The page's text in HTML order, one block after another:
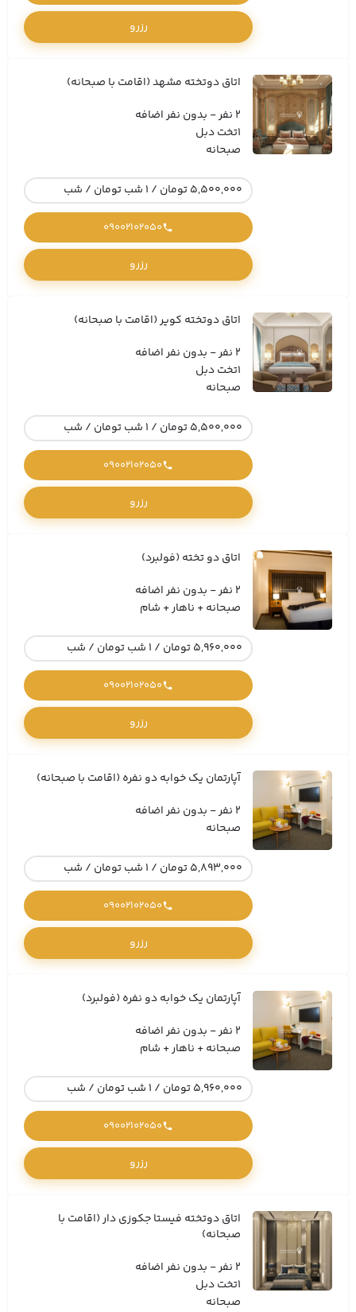
رزرو
اتاق دوتخته مشهد (اقامت با صبحانه)
2 نفر - بدون نفر اضافه
1تخت دبل
صبحانه
5,500,000 تومان / 1 شب تومان / شب
09002102050
رزرو
اتاق دوتخته کویر (اقامت با صبحانه)
2 نفر - بدون نفر اضافه
1تخت دبل
صبحانه
5,500,000 تومان / 1 شب تومان / شب
09002102050
رزرو
اتاق دو تخته (فولبرد)
2 نفر - بدون نفر اضافه
صبحانه + ناهار + شام
5,960,000 تومان / 1 شب تومان / شب
09002102050
رزرو
آپارتمان یک خوابه دو نفره (اقامت با صبحانه)
2 نفر - بدون نفر اضافه
صبحانه
5,893,000 تومان / 1 شب تومان / شب
09002102050
رزرو
آپارتمان یک خوابه دو نفره (فولبرد)
2 نفر - بدون نفر اضافه
صبحانه + ناهار + شام
5,960,000 تومان / 1 شب تومان / شب
09002102050
رزرو
اتاق دوتخته فیستا جکوزی دار (اقامت با
صبحانه)
2 نفر - بدون نفر اضافه
1تخت دبل
صبحانه